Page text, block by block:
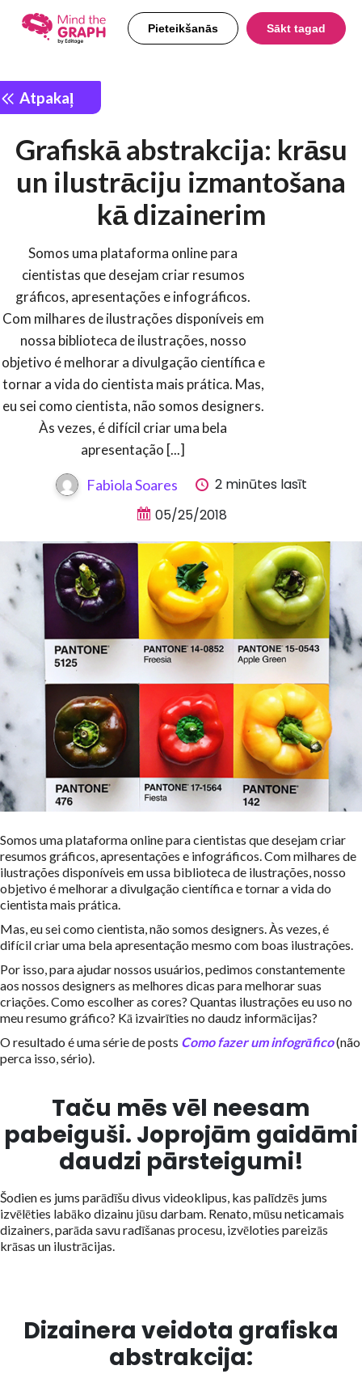
Pieteikšanās Sākt tagad
Atpakaļ
Grafiskā abstrakcija: krāsu
un ilustrāciju izmantošana
kā dizainerim
Somos uma plataforma online para
cientistas que desejam criar resumos
gráficos, apresentações e infográficos.
Com milhares de ilustrações disponíveis em
nossa biblioteca de ilustrações, nosso
objetivo é melhorar a divulgação científica e
tornar a vida do cientista mais prática. Mas,
eu sei como cientista, não somos designers.
Às vezes, é difícil criar uma bela
apresentação [...]
Fabiola Soares
2 minūtes lasīt
05/25/2018
Somos uma plataforma online para cientistas que desejam criar
resumos gráficos, apresentações e infográficos.Com milhares de
ilustrações disponíveis em ussa biblioteca de ilustrações, nosso
objetivo é melhorar a divulgação científica e tornar a vida do
cientista mais prática.
Mas, eu sei como cientista, não somos designers.Às vezes, é
difícil criar uma bela apresentação mesmo com boas ilustrações.
Por isso, para ajudar nossos usuários, pedimos constantemente
aos nossos designers as melhores dicas para melhorar suas
criações.Como escolher as cores? Quantas ilustrações eu uso no
meu resumo gráfico? Kā izvairīties no daudz informācijas?
O resultado é uma série de posts Como fazer um infogrāfico(não
perca isso, sério).
Taču mēs vēl neesam
pabeiguši. Joprojām gaidāmi
daudzi pārsteigumi!
Šodien es jums parādīšu divus videoklipus, kas palīdzēs jums
izvēlēties labāko dizainu jūsu darbam. Renato, mūsu neticamais
dizainers, parāda savu radīšanas procesu, izvēloties pareizās
krāsas un ilustrācijas.
Dizainera veidota grafiska
abstrakcija: